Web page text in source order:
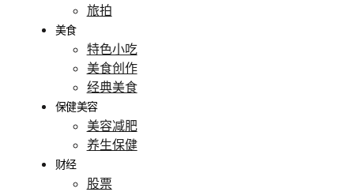
旅拍
美食
特色小吃
美食创作
经典美食
保健美容
美容减肥
养生保健
财经
股票